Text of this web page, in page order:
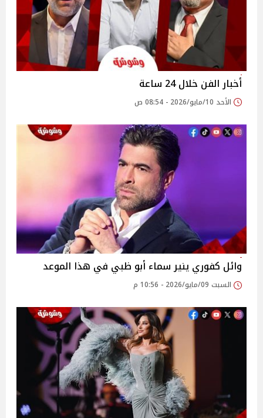
أخبار الفن خلال 24 ساعة
الأحد 10/مايو/2026 - 08:54 ص
وائل كفوري ينير سماء أبو ظبي في هذا الموعد
السبت 09/مايو/2026 - 10:56 م